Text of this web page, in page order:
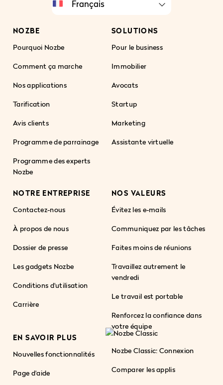
NOZBE
Pourquoi Nozbe
Comment ça marche
Nos applications
Tarification
Avis clients
Programme de parrainage
Programme des experts
Nozbe
SOLUTIONS
Pour le business
Immobilier
Avocats
Startup
Marketing
Assistante virtuelle
NOTRE ENTREPRISE
Contactez-nous
À propos de nous
Dossier de presse
Les gadgets Nozbe
Conditions d'utilisation
Carrière
NOS VALEURS
Évitez les e-mails
Communiquez par les tâches
Faites moins de réunions
Travaillez autrement le
vendredi
Le travail est portable
Renforcez la confiance dans
votre équipe
EN SAVOIR PLUS
Nouvelles fonctionnalités
Page d'aide
Nozbe Classic: Connexion
Comparer les applis